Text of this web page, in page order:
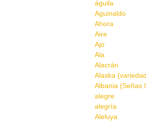
águila
Aguinaldo
Ahora
Aire
Ajo
Ala
Alacrán
Alaska
Albania (Señas
alegre
alegría
Aleluya